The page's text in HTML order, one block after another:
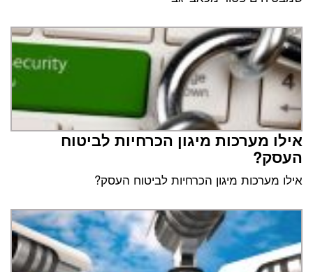
אילו מערכות מיגון הכרחיות לביטוח
העסק?
אילו מערכות מיגון הכרחיות לביטוח העסק?